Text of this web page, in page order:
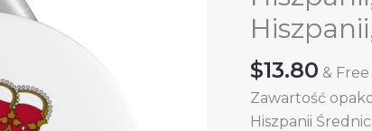
$13.80 &
Zawartość
Hiszpanii